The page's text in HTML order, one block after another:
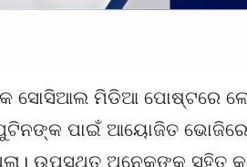
ସୋସିଆଲ ମିଡିଆ ପୋଷ୍ଟରେ
ପାଇଁ ଆୟୋଜିତ
ଉପସ୍ଥିତ ଅନେକଙ୍କ